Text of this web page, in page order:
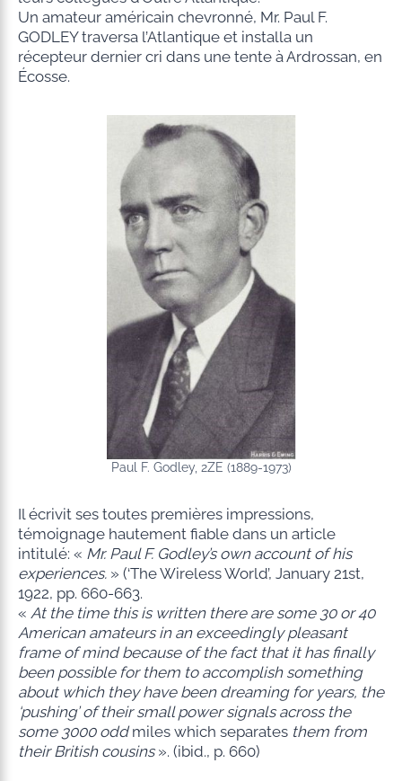
Un amateur américain chevronné, Mr. Paul F.
GODLEY traversa l’Atlantique et installa un
récepteur dernier cri dans une tente à Ardrossan, en
Écosse.
Paul F. Godley, 2ZE (1889-1973)
Il écrivit ses toutes premières impressions,
témoignage hautement fiable dans un article
intitulé: « Mr. Paul F. Godley’s own account of his
experiences.» (‘The Wireless World’, January 21st,
1922, pp. 660-663.
« At the time this is written there are some 30 or 40
American amateurs in an exceedingly pleasant
frame of mind because of the fact that it has finally
been possible for them to accomplish something
about which they have been dreaming for years, the
‘pushing’ of their small power signals across the
some 3000 oddmiles which separates them from
their British cousins». (ibid., p. 660)